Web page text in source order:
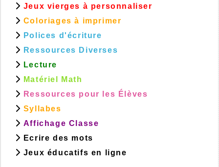
Jeux vierges à personnaliser
Coloriages à imprimer
Polices d'écriture
Ressources Diverses
Lecture
Matériel Math
Ressources pour les Élèves
Syllabes
Affichage Classe
Ecrire des mots
Jeux éducatifs en ligne